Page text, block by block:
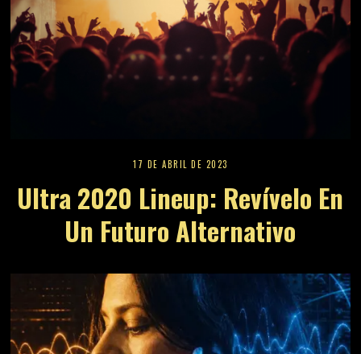
17 DE ABRIL DE 2023
Ultra 2020 Lineup: Revívelo En
Un Futuro Alternativo